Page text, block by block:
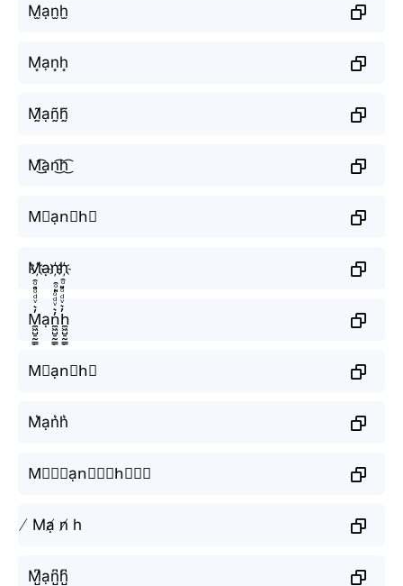
M̫ạn̫h̫
M͙ạn͙h͙
M̰̃ạñ̰h̰̃
M͜͡ạn͜͡h͜͡
M⃟ạn⃟h⃟
M҉ạn҉h҉
M̼͖̺̠̰͇̙̓͛ͮͩͦ̎ͦ̑ͅạn̼͖̺̠̰͇̙̓͛ͮͩͦ̎ͦ̑ͅh̼͖̺̠̰͇̙̓͛ͮͩͦ̎ͦ̑ͅ
M⃗ạn⃗h⃗
M͛ạn͛h͛
M⃒⃒⃒ạn⃒⃒⃒h⃒⃒⃒
̸ Mạ̸ n̸ h
M̺͆ạn̺͆h̺͆